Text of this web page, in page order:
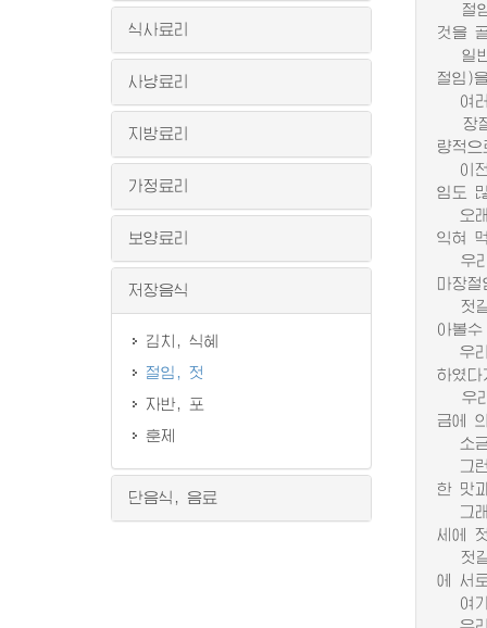
절임
것을
일반
절임)
여러
장절
량적
이전
임도
오래
익혀
우리
마장
젓갈
아볼
우리
하였
우리
금에
소금
그런
한 맛
그래
세에
젓갈
에 서
여기
식사료리
사냥료리
지방료리
가정료리
보양료리
저장음식
김치, 식혜
절임, 젓
자반, 포
훈제
단음식, 음료